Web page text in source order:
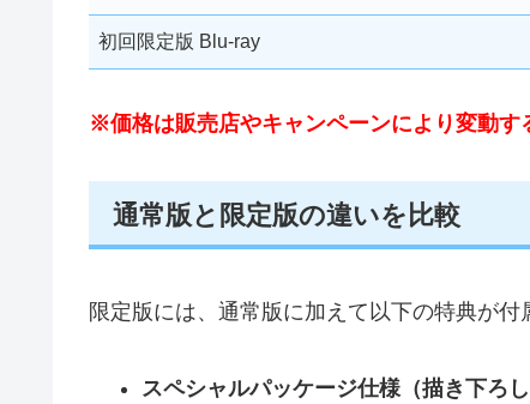
初回限定版 Blu‑ray
※価格は販売店やキャンペーンにより変動す
通常版と限定版の違いを比較
限定版には、通常版に加えて以下の特典が付
スペシャルパッケージ仕様（描き下ろ